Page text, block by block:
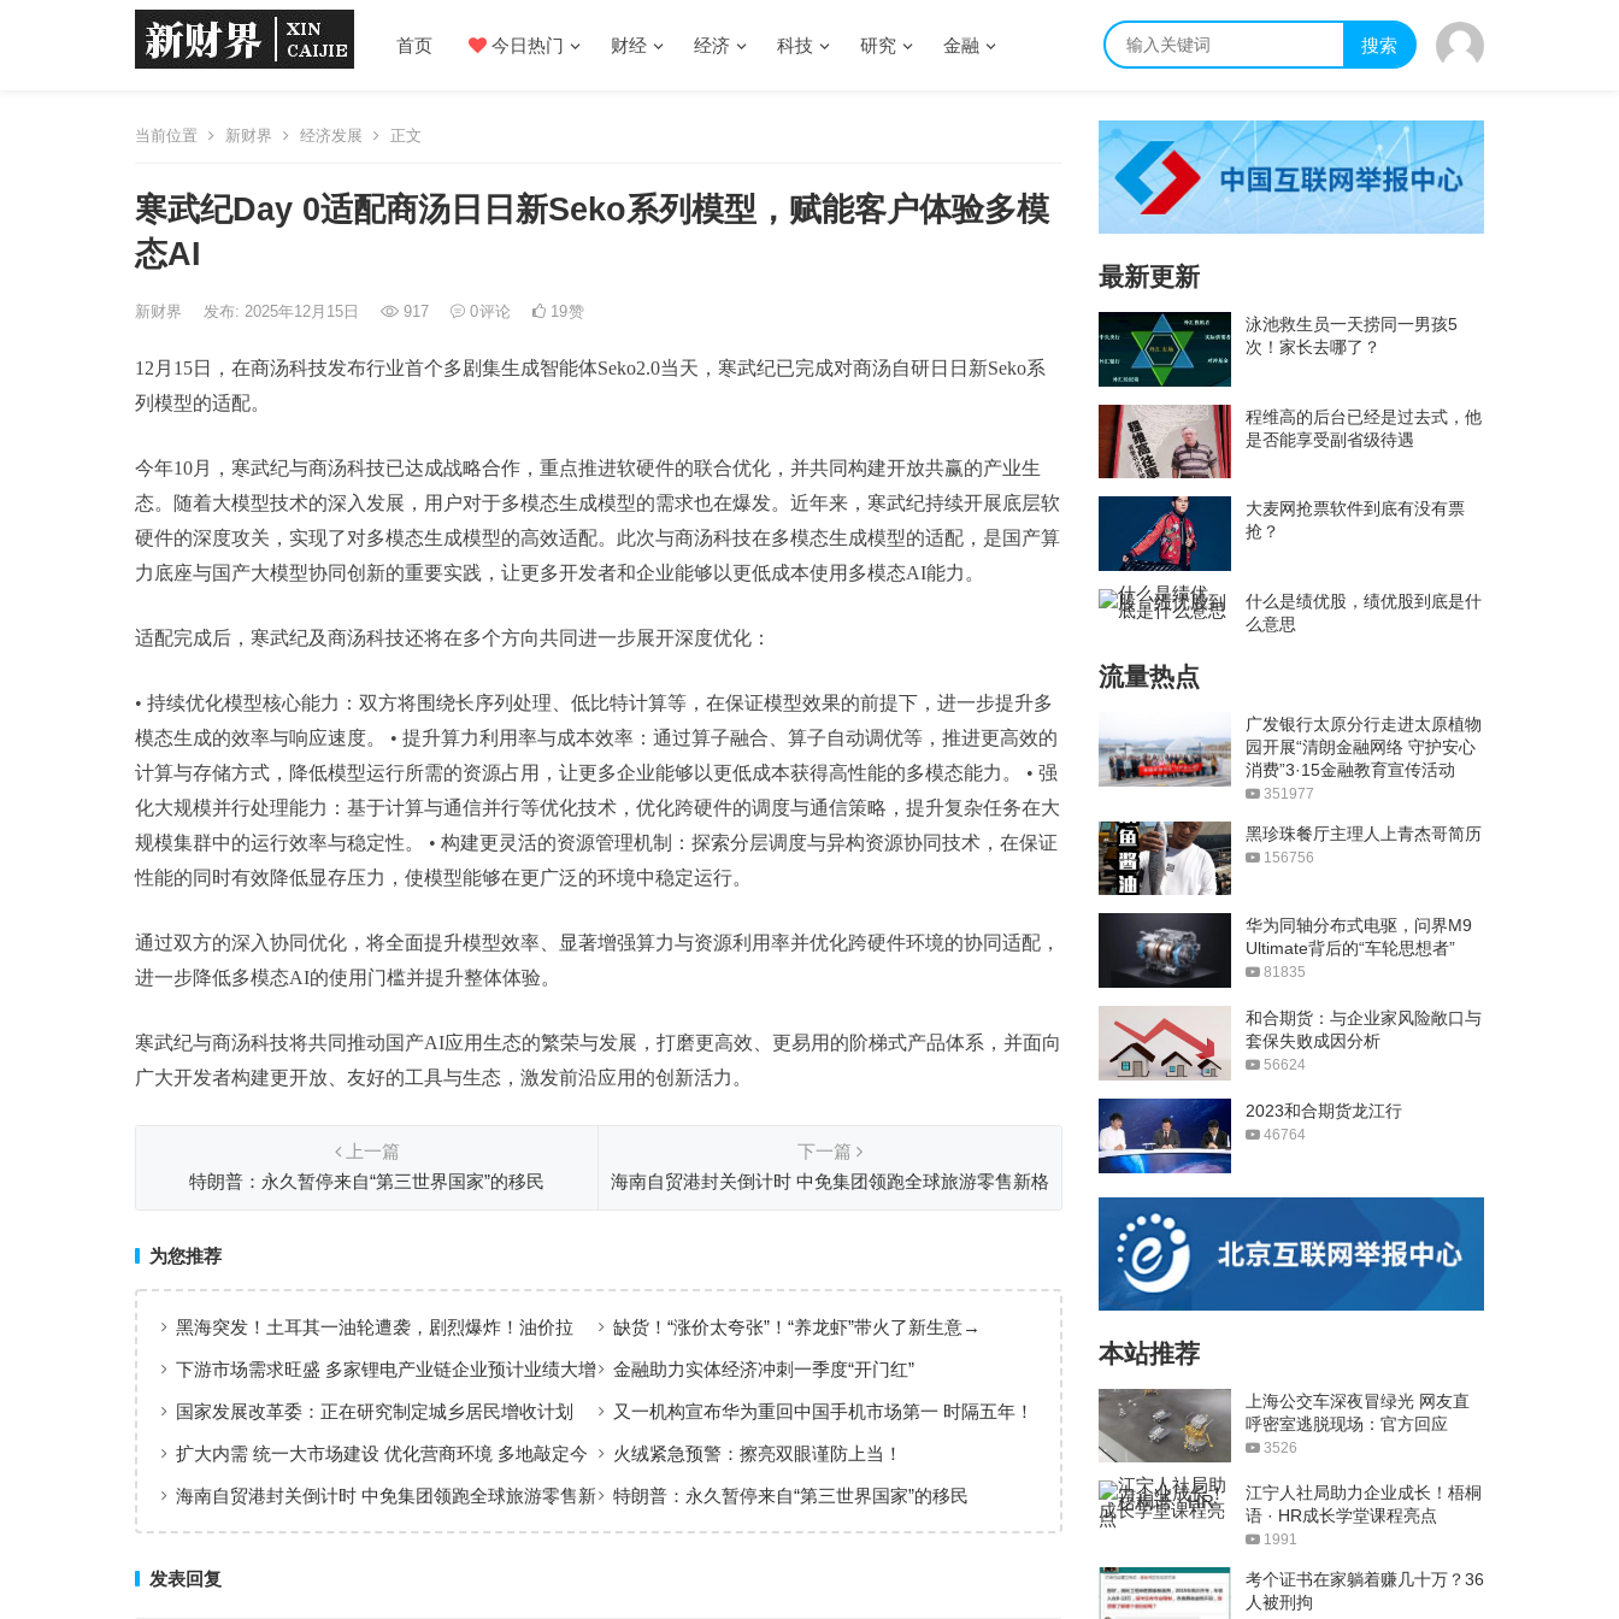
首页 今日热门 财经 经济 科技 研究 金融 搜索
当前位置 新财界 经济发展 正文
寒武纪Day 0适配商汤日日新Seko系列模型，赋能客户体验多模
态AI
新财界 发布: 2025年12月15日 917 0评论 19赞
12月15日，在商汤科技发布行业首个多剧集生成智能体Seko2.0当天，寒武纪已完成对商汤自研日日新Seko系
列模型的适配。
今年10月，寒武纪与商汤科技已达成战略合作，重点推进软硬件的联合优化，并共同构建开放共赢的产业生
态。随着大模型技术的深入发展，用户对于多模态生成模型的需求也在爆发。近年来，寒武纪持续开展底层软
硬件的深度攻关，实现了对多模态生成模型的高效适配。此次与商汤科技在多模态生成模型的适配，是国产算
力底座与国产大模型协同创新的重要实践，让更多开发者和企业能够以更低成本使用多模态AI能力。
适配完成后，寒武纪及商汤科技还将在多个方向共同进一步展开深度优化：
• 持续优化模型核心能力：双方将围绕长序列处理、低比特计算等，在保证模型效果的前提下，进一步提升多
模态生成的效率与响应速度。 • 提升算力利用率与成本效率：通过算子融合、算子自动调优等，推进更高效的
计算与存储方式，降低模型运行所需的资源占用，让更多企业能够以更低成本获得高性能的多模态能力。 • 强
化大规模并行处理能力：基于计算与通信并行等优化技术，优化跨硬件的调度与通信策略，提升复杂任务在大
规模集群中的运行效率与稳定性。 • 构建更灵活的资源管理机制：探索分层调度与异构资源协同技术，在保证
性能的同时有效降低显存压力，使模型能够在更广泛的环境中稳定运行。
通过双方的深入协同优化，将全面提升模型效率、显著增强算力与资源利用率并优化跨硬件环境的协同适配，
进一步降低多模态AI的使用门槛并提升整体体验。
寒武纪与商汤科技将共同推动国产AI应用生态的繁荣与发展，打磨更高效、更易用的阶梯式产品体系，并面向
广大开发者构建更开放、友好的工具与生态，激发前沿应用的创新活力。
上一篇
特朗普：永久暂停来自“第三世界国家”的移民
下一篇
海南自贸港封关倒计时 中免集团领跑全球旅游零售新格
为您推荐
黑海突发！土耳其一油轮遭袭，剧烈爆炸！油价拉
升，亚太市场集体调整
缺货！“涨价太夸张”！“养龙虾”带火了新生意→
下游市场需求旺盛 多家锂电产业链企业预计业绩大增 金融助力实体经济冲刺一季度“开门红”
国家发展改革委：正在研究制定城乡居民增收计划 又一机构宣布华为重回中国手机市场第一 时隔五年！
扩大内需 统一大市场建设 优化营商环境 多地敲定今
年发展改革工作重点
火绒紧急预警：擦亮双眼谨防上当！
海南自贸港封关倒计时 中免集团领跑全球旅游零售新
特朗普：永久暂停来自“第三世界国家”的移民
发表回复
最新更新
泳池救生员一天捞同一男孩5
次！家长去哪了？
程维高的后台已经是过去式，他
是否能享受副省级待遇
大麦网抢票软件到底有没有票
抢？
什么是绩优股，绩优股到底是什
么意思
流量热点
广发银行太原分行走进太原植物
园开展“清朗金融网络 守护安心
消费”3·15金融教育宣传活动
351977
黑珍珠餐厅主理人上青杰哥简历
156756
华为同轴分布式电驱，问界M9
Ultimate背后的“车轮思想者”
81835
和合期货：与企业家风险敞口与
套保失败成因分析
56624
2023和合期货龙江行
46764
本站推荐
上海公交车深夜冒绿光 网友直
呼密室逃脱现场：官方回应
3526
江宁人社局助力企业成长！梧桐
语 · HR成长学堂课程亮点
1991
考个证书在家躺着赚几十万？36
人被刑拘